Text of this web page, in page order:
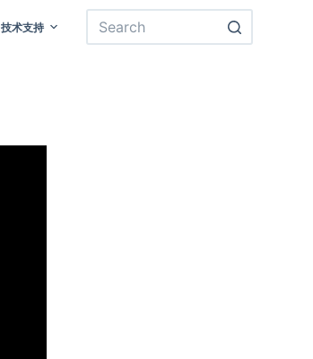
技术支持